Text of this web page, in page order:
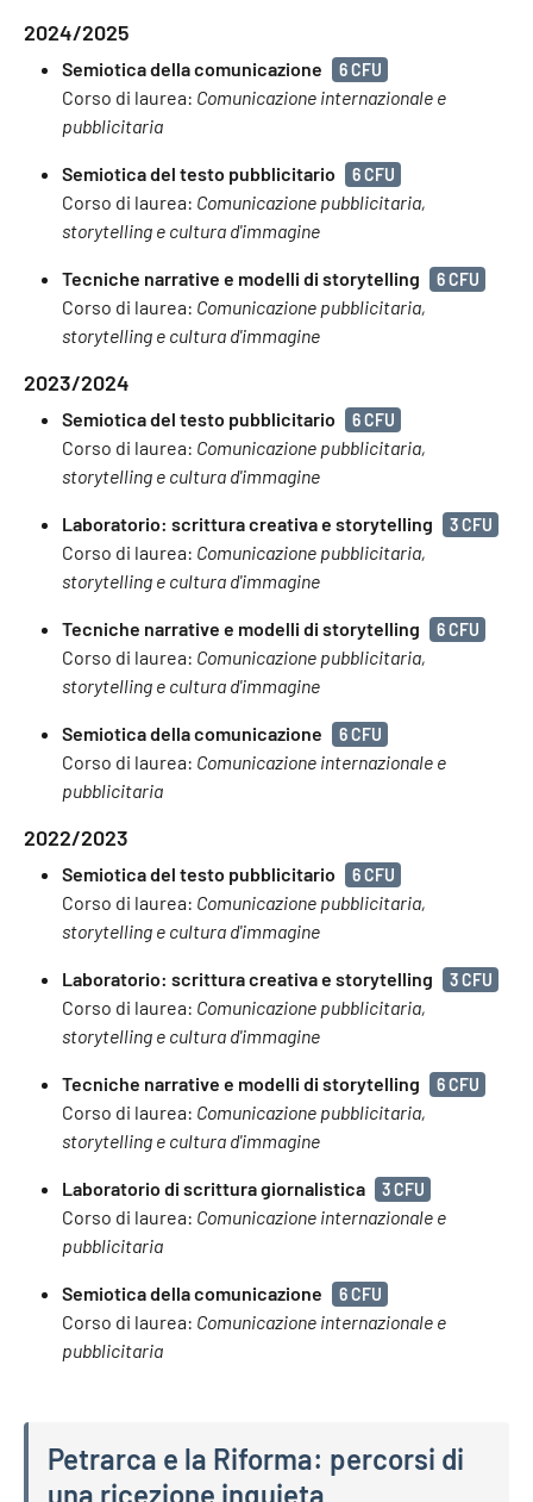
2024/2025
Semiotica della comunicazione 6 CFU
Corso di laurea: Comunicazione internazionale e
pubblicitaria
Semiotica del testo pubblicitario 6 CFU
Corso di laurea: Comunicazione pubblicitaria,
storytelling e cultura d'immagine
Tecniche narrative e modelli di storytelling 6 CFU
Corso di laurea: Comunicazione pubblicitaria,
storytelling e cultura d'immagine
2023/2024
Semiotica del testo pubblicitario 6 CFU
Corso di laurea: Comunicazione pubblicitaria,
storytelling e cultura d'immagine
Laboratorio: scrittura creativa e storytelling 3 CFU
Corso di laurea: Comunicazione pubblicitaria,
storytelling e cultura d'immagine
Tecniche narrative e modelli di storytelling 6 CFU
Corso di laurea: Comunicazione pubblicitaria,
storytelling e cultura d'immagine
Semiotica della comunicazione 6 CFU
Corso di laurea: Comunicazione internazionale e
pubblicitaria
2022/2023
Semiotica del testo pubblicitario 6 CFU
Corso di laurea: Comunicazione pubblicitaria,
storytelling e cultura d'immagine
Laboratorio: scrittura creativa e storytelling 3 CFU
Corso di laurea: Comunicazione pubblicitaria,
storytelling e cultura d'immagine
Tecniche narrative e modelli di storytelling 6 CFU
Corso di laurea: Comunicazione pubblicitaria,
storytelling e cultura d'immagine
Laboratorio di scrittura giornalistica 3 CFU
Corso di laurea: Comunicazione internazionale e
pubblicitaria
Semiotica della comunicazione 6 CFU
Corso di laurea: Comunicazione internazionale e
pubblicitaria
Petrarca e la Riforma: percorsi di
una ricezione inquieta